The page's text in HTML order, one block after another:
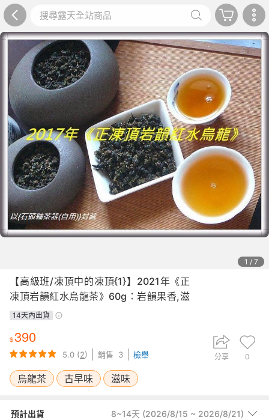
1 / 7
【高級班/凍頂中的凍頂{1}】2021年《正
凍頂岩韻紅水烏龍茶》60g：岩韻果香,滋
味醇厚,古早味凍頂茶
14天內出貨
390
5.0 (2) 銷售 3 檢舉 分享 0
烏龍茶 古早味 滋味
預計出貨 8~14天 (2026/8/15 ~ 2026/8/21)